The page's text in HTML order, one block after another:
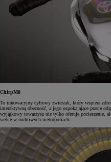
ChirpM8
To innowacyjny cyfrowy zwierzak, który wspiera
interaktywną obecność, a jego uspokajające ptasie
wyjątkowy towarzysz nie tylko oferuje pocieszenie,
siebie w ruchliwych metropoliach.